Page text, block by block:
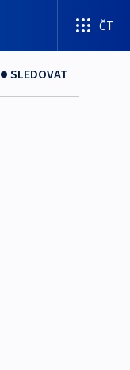
ČT
SLEDOVAT